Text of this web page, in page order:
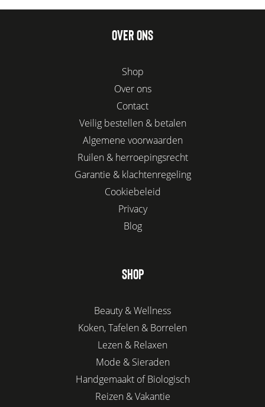
OVER ONS
Shop
Over ons
Contact
Veilig bestellen & betalen
Algemene voorwaarden
Ruilen & herroepingsrecht
Garantie & klachtenregeling
Cookiebeleid
Privacy
Blog
SHOP
Beauty & Wellness
Koken, Tafelen & Borrelen
Lezen & Relaxen
Mode & Sieraden
Handgemaakt of Biologisch
Reizen & Vakantie